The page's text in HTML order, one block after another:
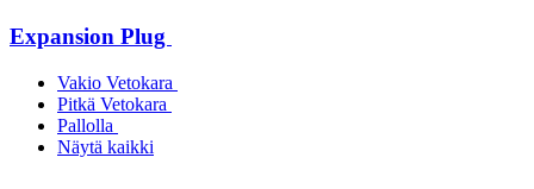
Expansion Plug
Vakio Vetokara
Pitkä Vetokara
Pallolla
Näytä kaikki